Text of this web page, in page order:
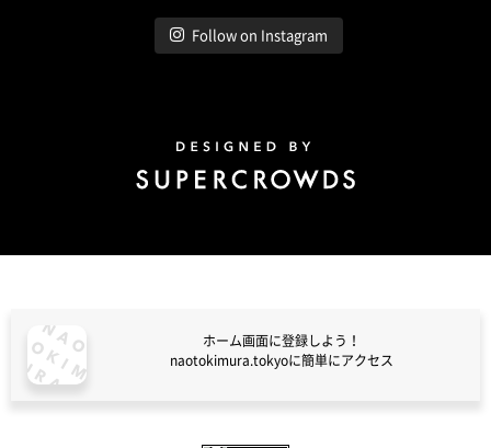
Follow on Instagram
ホーム画面に登録しよう！
naotokimura.tokyoに簡単にアクセス